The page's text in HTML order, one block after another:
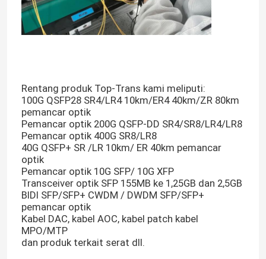
Rentang produk Top-Trans kami meliputi:
100G QSFP28 SR4/LR4 10km/ER4 40km/ZR 80km
pemancar optik
Pemancar optik 200G QSFP-DD SR4/SR8/LR4/LR8
Pemancar optik 400G SR8/LR8
40G QSFP+ SR /LR 10km/ ER 40km pemancar
optik
Pemancar optik 10G SFP/ 10G XFP
Transceiver optik SFP 155MB ke 1,25GB dan 2,5GB
BIDI SFP/SFP+ CWDM / DWDM SFP/SFP+
pemancar optik
Kabel DAC, kabel AOC, kabel patch kabel
MPO/MTP
dan produk terkait serat dll.